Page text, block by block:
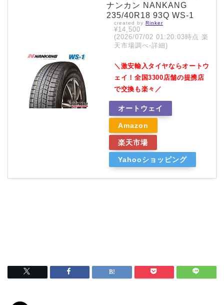
ナンカン NANKANG
235/40R18 93Q WS-1
created by Rinker
¥14,500
(2026/07/02 01:20:03時点 楽
天市場調べ-詳細)
＼激安輸入タイヤならオートウ
ェイ！全国3300店舗の提携店
で交換も楽々／
オートウェイ
Amazon
楽天市場
Yahooショッピング